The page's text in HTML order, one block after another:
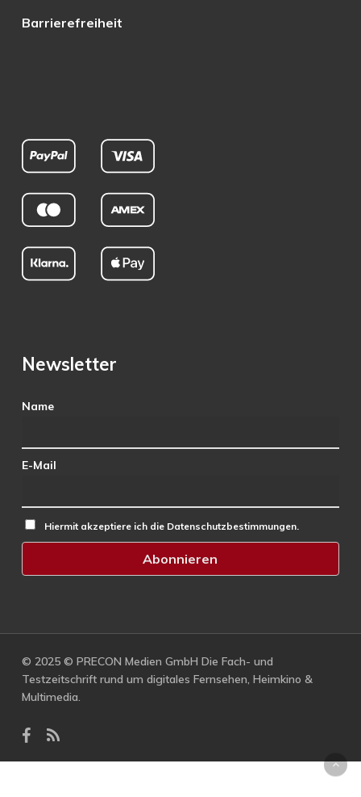
Barrierefreiheit
Newsletter
Name
E-Mail
Hiermit akzeptiere ich die Datenschutzbestimmungen.
© 2025 © PRECON Medien GmbH Die Fach- und
Testzeitschrift rund um digitales Fernsehen, Heimkino &
Multimedia.
facebook
RSS